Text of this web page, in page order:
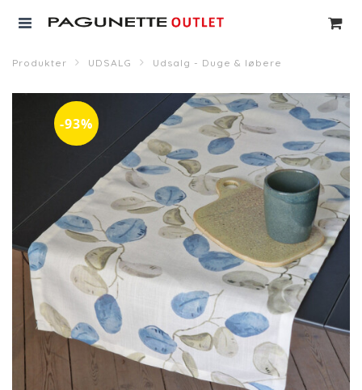
Produkter UDSALG Udsalg - Duge & løbere
-93%